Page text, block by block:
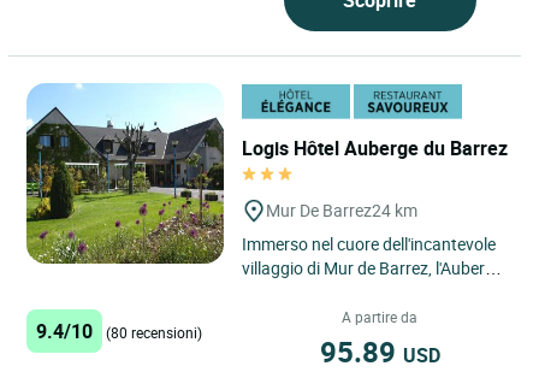
Logis Hôtel Auberge du Barrez
Mur De Barrez24 km
Immerso nel cuore dell'incantevole
villaggio di Mur de Barrez, l'Auberge
e pittoresco...
9.4/10 (80 recensioni)
A partire da
95.89 USD